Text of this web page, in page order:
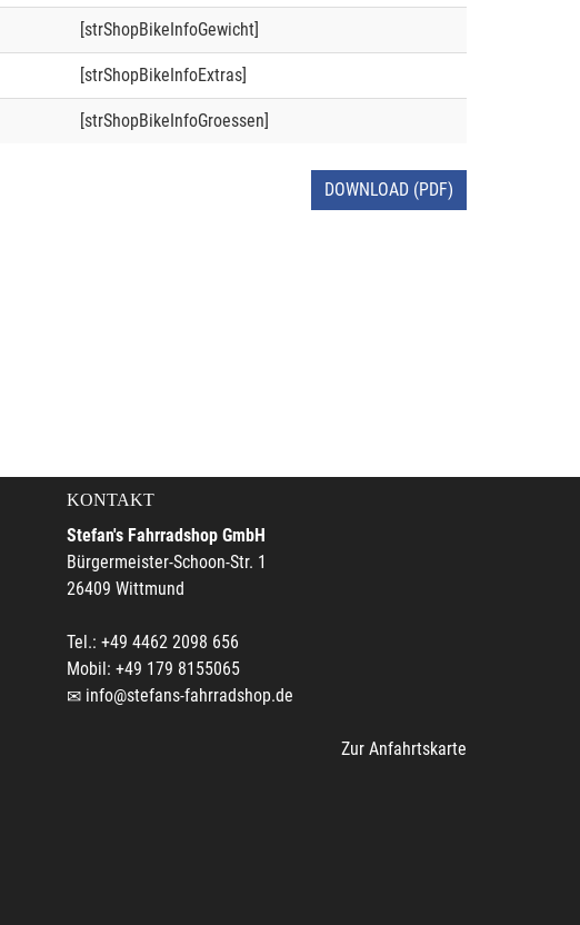
[strShopBikeInfoGewicht]
[strShopBikeInfoExtras]
[strShopBikeInfoGroessen]
DOWNLOAD (PDF)
KONTAKT
Stefan's Fahrradshop GmbH
Bürgermeister-Schoon-Str. 1
26409 Wittmund
Tel.: +49 4462 2098 656
Mobil: +49 179 8155065
info@stefans-fahrradshop.de
Zur Anfahrtskarte